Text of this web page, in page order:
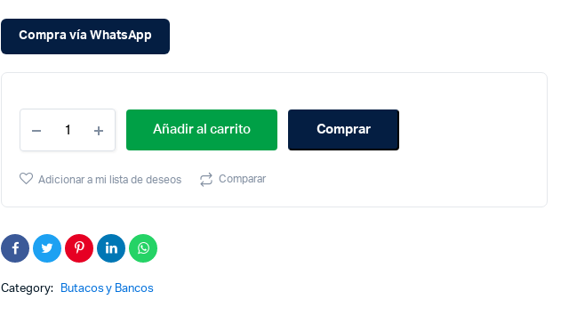
Compra vía WhatsApp
Banco
Barra
Calidad
Añadir al carrito Comprar
Adicionar a mi lista de deseos Comparar
Category: Butacos y Bancos